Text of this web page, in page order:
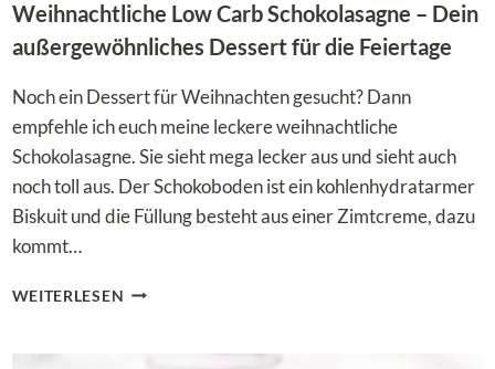
Weihnachtliche Low Carb Schokolasagne – Dein
außergewöhnliches Dessert für die Feiertage
Noch ein Dessert für Weihnachten gesucht? Dann
empfehle ich euch meine leckere weihnachtliche
Schokolasagne. Sie sieht mega lecker aus und sieht auch
noch toll aus. Der Schokoboden ist ein kohlenhydratarmer
Biskuit und die Füllung besteht aus einer Zimtcreme, dazu
kommt…
WEITERLESEN WEIHNACHTLICHE
SCHOKOLASAGNE